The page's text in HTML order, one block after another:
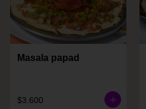
Masala papad
$3.600